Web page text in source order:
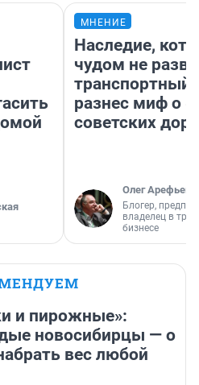
МНЕНИЕ
Наследие,
чудом не
транспортный
разнес миф о
советских
Олег Арефьев
Блогер,
владелец в
бизнесе
и пирожные»:
новосибирцы — о
вес любой